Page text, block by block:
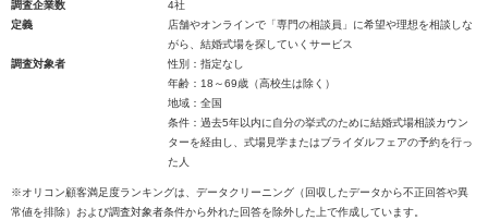
調査企業数
4社
定義
店舗やオンラインで「専門の相談員」に希望や理想を相談しな
がら、結婚式場を探していくサービス
調査対象者
性別：指定なし
年齢：18～69歳（高校生は除く）
地域：全国
条件：過去5年以内に自分の挙式のために結婚式場相談カウン
ターを経由し、式場見学またはブライダルフェアの予約を行っ
た人
※オリコン顧客満足度ランキングは、データクリーニング（回収したデータから不正回答や異
常値を排除）および調査対象者条件から外れた回答を除外した上で作成しています。